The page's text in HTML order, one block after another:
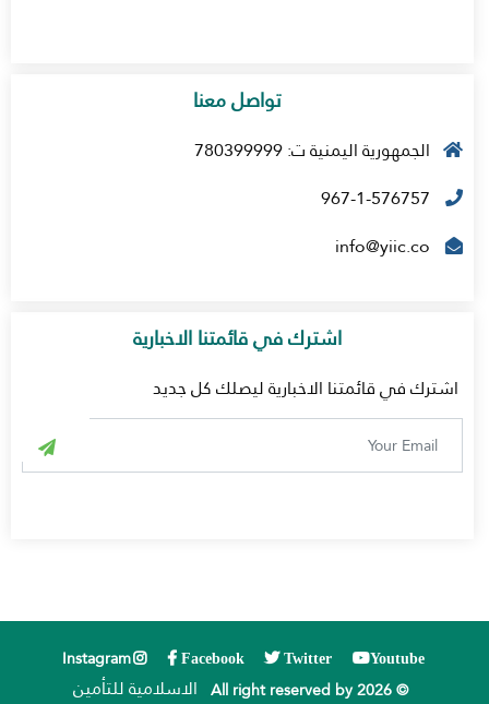
تواصل معنا
الجمهورية اليمنية ت: 780399999
967-1-576757
info@yiic.co
اشترك في قائمتنا الاخبارية
اشترك في قائمتنا الاخبارية ليصلك كل جديد
Youtube
Twitter
Facebook
Instagram
© 2026 All right reserved by
الاسلامية للتأمين